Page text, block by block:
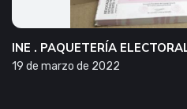
INE . PAQUETERÍA
19 de marzo de 2022